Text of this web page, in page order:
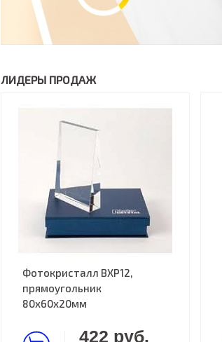
ЛИДЕРЫ ПРОДАЖ
Фотокристалл BXP12,
прямоугольник
80х60х20мм
422 руб.